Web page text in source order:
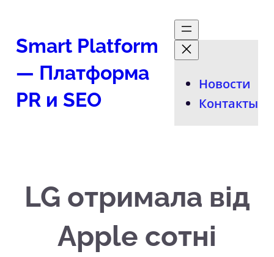
содержимому
Smart Platform
— Платформа
PR и SEO
Новости
Контакты
LG отримала від
Apple сотні